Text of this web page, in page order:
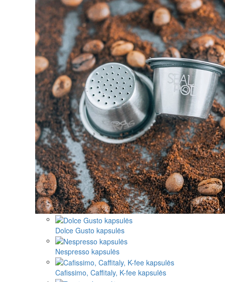
Dolce Gusto kapsulės
Nespresso kapsulės
Cafissimo, Caffitaly, K-fee kapsulės